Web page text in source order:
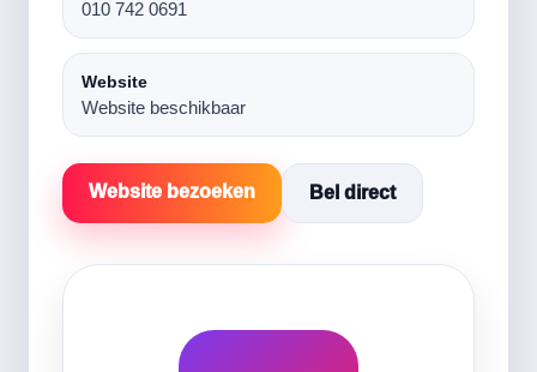
010 742 0691
Website
Website beschikbaar
Website bezoeken Bel direct